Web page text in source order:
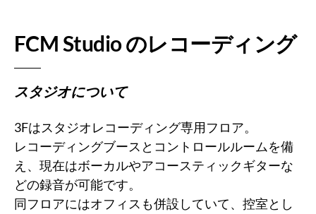
FCM Studio のレコーディング
スタジオについて
3Fはスタジオレコーディング専用フロア。
レコーディングブースとコントロールルームを備
え、現在はボーカルやアコースティックギターな
どの録音が可能です。
同フロアにはオフィスも併設していて、控室とし